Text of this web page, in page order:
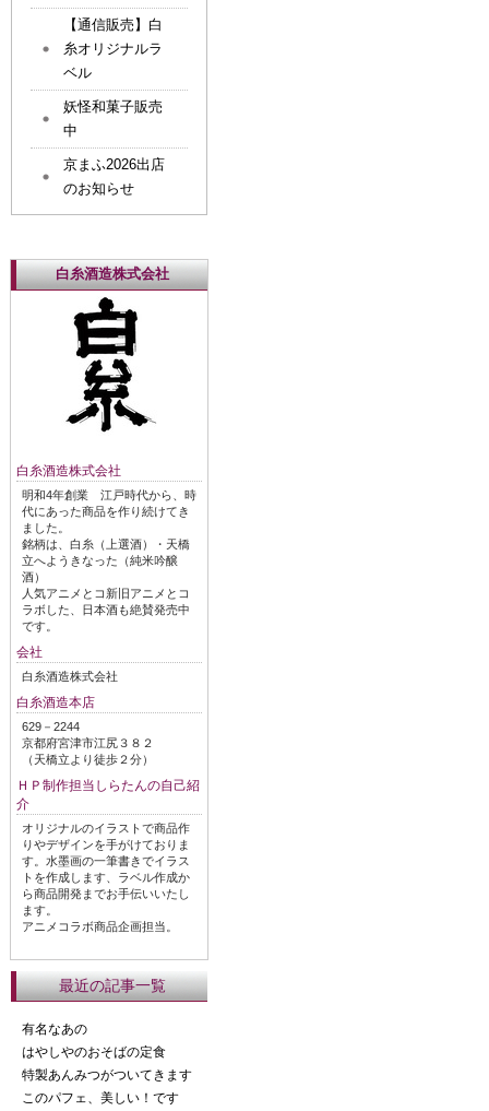
【通信販売】白
糸オリジナルラ
ベル
妖怪和菓子販売
中
京まふ2026出店
のお知らせ
白糸酒造株式会社
白糸酒造株式会社
明和4年創業 江戸時代から、時
代にあった商品を作り続けてき
ました。
銘柄は、白糸（上選酒）・天橋
立へようきなった（純米吟醸
酒）
人気アニメとコ新旧アニメとコ
ラボした、日本酒も絶賛発売中
です。
会社
白糸酒造株式会社
白糸酒造本店
629－2244
京都府宮津市江尻３８２
（天橋立より徒歩２分）
ＨＰ制作担当しらたんの自己紹
介
オリジナルのイラストで商品作
りやデザインを手がけておりま
す。水墨画の一筆書きでイラス
トを作成します、ラベル作成か
ら商品開発までお手伝いいたし
ます。
アニメコラボ商品企画担当。
最近の記事一覧
有名なあの
はやしやのおそばの定食
特製あんみつがついてきます
このパフェ、美しい！です